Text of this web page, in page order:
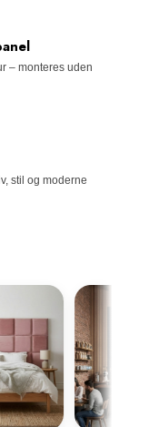
– monteres uden
stil og moderne